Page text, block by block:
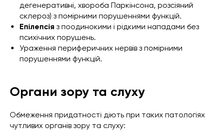
дегенеративні, хвороба Паркінсона, розсіяний
склероз) з помірними порушеннями функцій.
Епілепсія з поодинокими і рідкими нападами без
психічних порушень.
Ураження периферичних нервів з помірними
порушеннями функцій.
Органи зору та слуху
Обмеження придатності діють при таких патологіях
чутливих органів зору та слуху: